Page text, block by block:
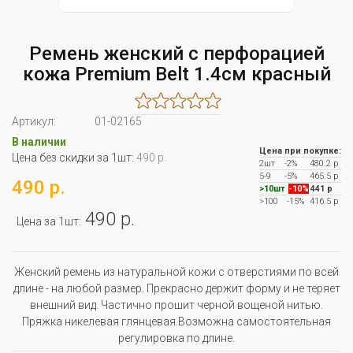
Ремень женский с перфорацией
кожа Premium Belt 1.4cм красный
Артикул:
01-02165
В наличии
Цена без скидки за 1шт: 490 р.
490 р.
Цена за 1шт: 490 р.
Цена при покупке:
2шт
-2%
480.2 р
5-9
-5%
465.5 р
>10шт -10% 441 р
>100
-15% 416.5 р
Женский ремень из натуральной кожи с отверстиями по всей
длине - на любой размер. Прекрасно держит форму и не теряет
внешний вид. Частично прошит черной вощеной нитью.
Пряжка никелевая глянцевая.Возможна самостоятельная
регулировка по длине.